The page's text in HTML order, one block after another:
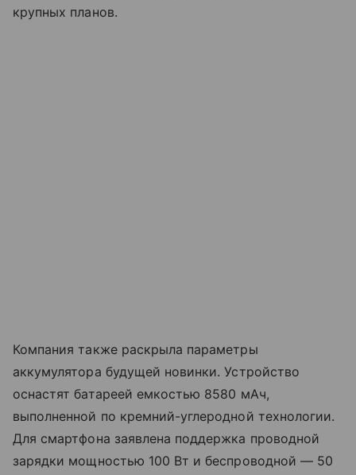
крупных планов.
Компания также раскрыла параметры
аккумулятора будущей новинки. Устройство
оснастят батареей емкостью 8580 мАч,
выполненной по кремний-углеродной технологии.
Для смартфона заявлена поддержка проводной
зарядки мощностью 100 Вт и беспроводной — 50